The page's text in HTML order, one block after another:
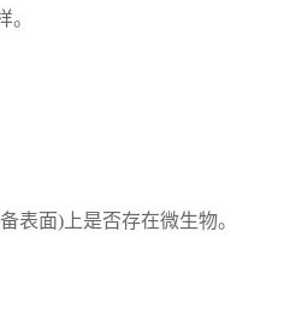
表面)上是否存在微生物。